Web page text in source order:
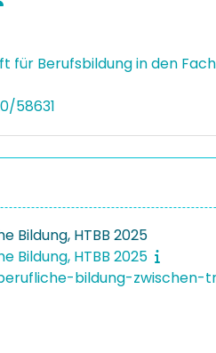
für Berufsbildung in den
58631
Bildung, HTBB 2025
Bildung, HTBB 2025
bildung-